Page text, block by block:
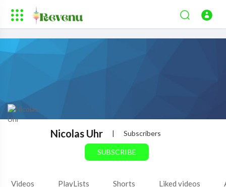
Nicolas Uhr | Subscribers
SUBSCRIBE
Videos PlayLists Shorts Liked videos